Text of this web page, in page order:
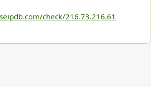
check/216.73.216.61